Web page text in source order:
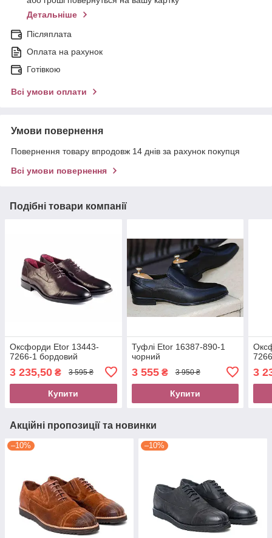
Детальніше
Післяплата
Оплата на рахунок
Готівкою
Всі умови оплати
Умови повернення
Повернення товару впродовж 14 днів за рахунок покупця
Всі умови повернення
Подібні товари компанії
Оксфорди Etor 13443-
7266-1 бордовий
3 235,50 ₴ 3 595 ₴
Купити
Туфлі Etor 16387-890-1
чорний
3 555₴ 3 950 ₴
Купити
3
Акційні пропозиції та новинки
–10% –10%